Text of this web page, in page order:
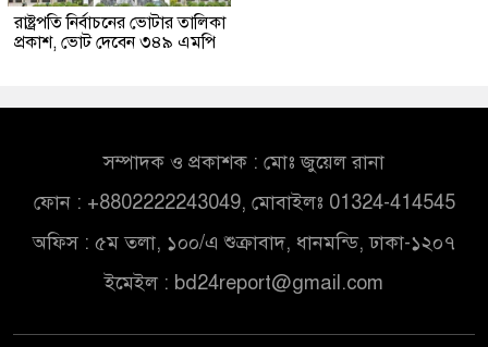
রাষ্ট্রপতি নির্বাচনের ভোটার তালিকা
প্রকাশ, ভোট দেবেন ৩৪৯ এমপি
সম্পাদক ও প্রকাশক : মোঃ জুয়েল রানা
ফোন : +8802222243049, মোবাইলঃ 01324-414545
অফিস : ৫ম তলা, ১০০/এ শুক্রাবাদ, ধানমন্ডি, ঢাকা-১২০৭
ইমেইল : bd24report@gmail.com